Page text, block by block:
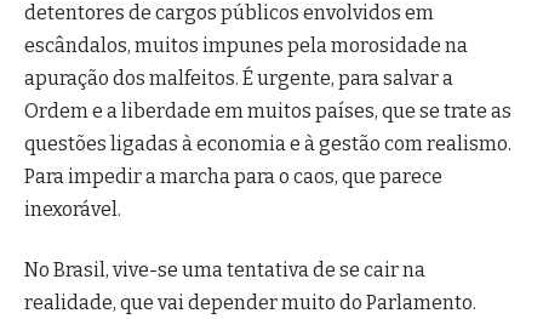
detentores de cargos públicos envolvidos em
escândalos, muitos impunes pela morosidade na
apuração dos malfeitos. É urgente, para salvar a
Ordem e a liberdade em muitos países, que se trate as
questões ligadas à economia e à gestão com realismo.
Para impedir a marcha para o caos, que parece
inexorável.
No Brasil, vive-se uma tentativa de se cair na
realidade, que vai depender muito do Parlamento.